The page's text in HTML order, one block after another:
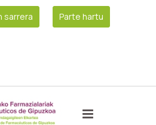
sarrera Parte hartu